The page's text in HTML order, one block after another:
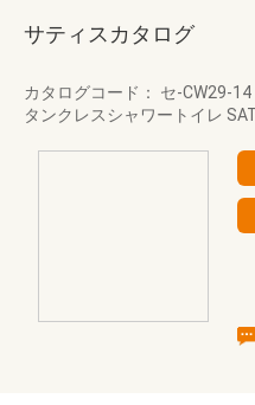
サティスカタログ
カタログコード： セ-CW29-14
タンクレスシャワートイレ